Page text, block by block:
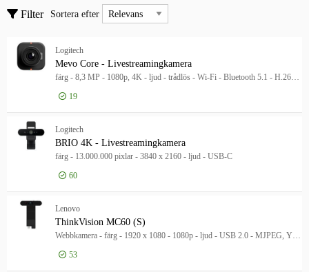
Digitalkameror - övriga
Tillbehör - filter
Visa endast
Visa endast
I lager
Tillverkare
Bolide Technology Group
Logitech
Produktlinje
Modell
Filter Sortera efter
Sortera efter
Logitech
Mevo Core - Livestreamingkamera
19
Logitech
BRIO 4K - Livestreamingkamera
färg - 13.000.000 pixlar - 3840 x 2160 - ljud - USB-C
60
Lenovo
ThinkVision MC60 (S)
53